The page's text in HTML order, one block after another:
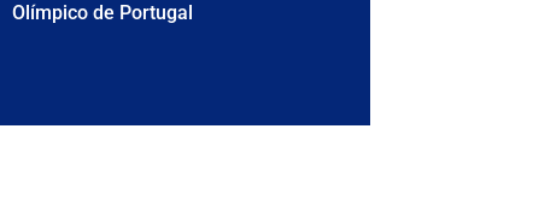
Olímpico de Portugal